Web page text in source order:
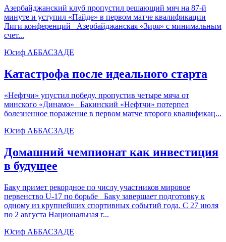
Азербайджанский клуб пропустил решающий мяч на 87-й
минуте и уступил «Пайде» в первом матче квалификации
Лиги конференций Азербайджанская «Зиря» с минимальным
счет...
Юсиф АББАСЗАДЕ
Катастрофа после идеального старта
«Нефтчи» упустил победу, пропустив четыре мяча от
минского «Динамо» Бакинский «Нефтчи» потерпел
болезненное поражение в первом матче второго квалификац...
Юсиф АББАСЗАДЕ
Домашний чемпионат как инвестиция
в будущее
Баку примет рекордное по числу участников мировое
первенство U-17 по борьбе Баку завершает подготовку к
одному из крупнейших спортивных событий года. С 27 июля
по 2 августа Национальная г...
Юсиф АББАСЗАДЕ